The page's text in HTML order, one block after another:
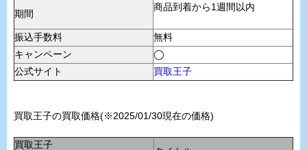
期間
商品到着から1週間以内
振込手数料
無料
キャンペーン
◯
公式サイト
買取王子
買取王子の買取価格(※2025/01/30現在の価格)
買取王子